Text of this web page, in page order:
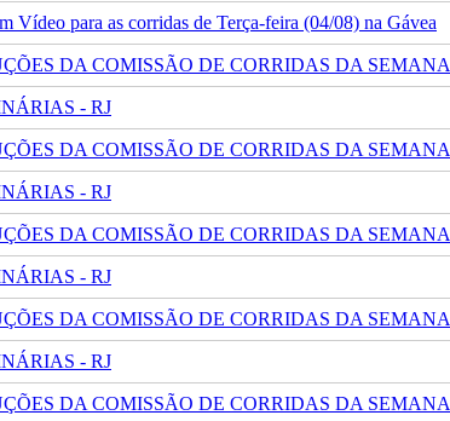
Vídeo para as corridas de Terça-feira (04/08) na Gávea
DA COMISSÃO DE CORRIDAS DA SEMANA
- RJ
DA COMISSÃO DE CORRIDAS DA SEMANA
- RJ
DA COMISSÃO DE CORRIDAS DA SEMANA
- RJ
DA COMISSÃO DE CORRIDAS DA SEMANA
- RJ
DA COMISSÃO DE CORRIDAS DA SEMANA